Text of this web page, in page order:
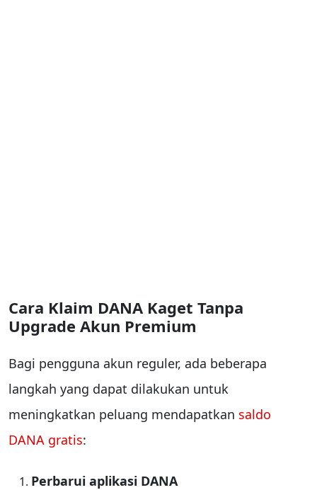
Cara Klaim DANA Kaget Tanpa
Upgrade Akun Premium
Bagi pengguna akun reguler, ada beberapa
langkah yang dapat dilakukan untuk
meningkatkan peluang mendapatkan saldo
DANA gratis:
Perbarui aplikasi DANA